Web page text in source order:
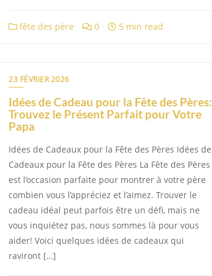
fête des père 0 5 min read
23 FÉVRIER 2026
Idées de Cadeau pour la Fête des Pères:
Trouvez le Présent Parfait pour Votre
Papa
Idées de Cadeaux pour la Fête des Pères Idées de
Cadeaux pour la Fête des Pères La Fête des Pères
est l’occasion parfaite pour montrer à votre père
combien vous l’appréciez et l’aimez. Trouver le
cadeau idéal peut parfois être un défi, mais ne
vous inquiétez pas, nous sommes là pour vous
aider! Voici quelques idées de cadeaux qui
raviront […]